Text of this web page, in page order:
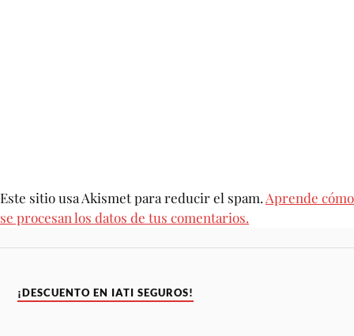
Este sitio usa Akismet para reducir el spam. Aprende cómo
se procesan los datos de tus comentarios.
¡DESCUENTO EN IATI SEGUROS!